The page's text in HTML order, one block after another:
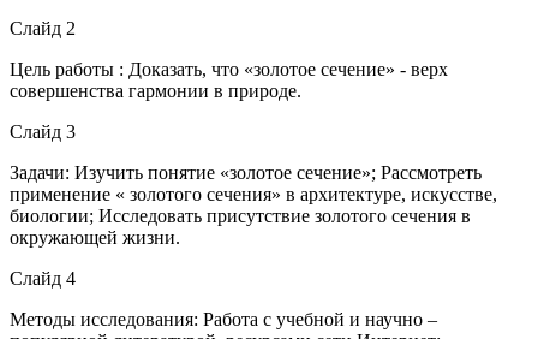
Слайд 2
Цель работы : Доказать, что «золотое сечение» - верх
совершенства гармонии в природе.
Слайд 3
Задачи: Изучить понятие «золотое сечение»; Рассмотреть
применение « золотого сечения» в архитектуре, искусстве,
биологии; Исследовать присутствие золотого сечения в
окружающей жизни.
Слайд 4
Методы исследования: Работа с учебной и научно –